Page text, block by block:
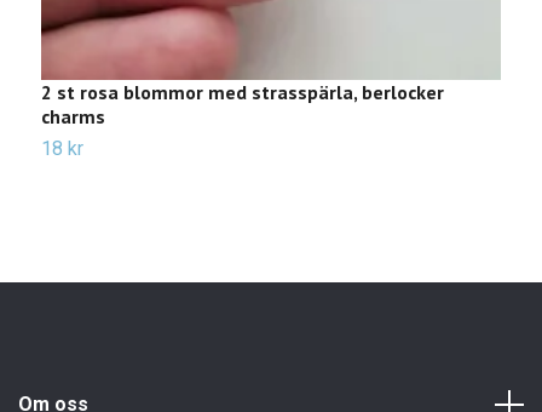
2 st rosa blommor med strasspärla, berlocker
charms
18 kr
Om oss